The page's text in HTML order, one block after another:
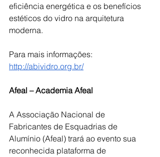
eficiência energética e os benefícios
estéticos do vidro na arquitetura
moderna.
Para mais informações:
http://abividro.org.br/
Afeal – Academia Afeal
A Associação Nacional de
Fabricantes de Esquadrias de
Alumínio (Afeal) trará ao evento sua
reconhecida plataforma de